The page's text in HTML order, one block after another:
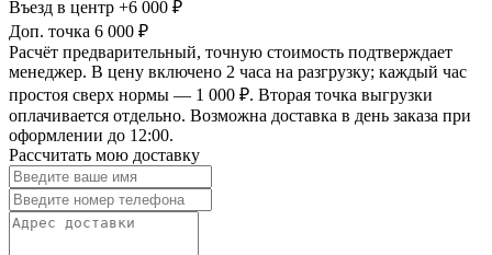
Въезд в центр +6 000 ₽
Доп. точка 6 000 ₽
Расчёт предварительный, точную стоимость подтверждает
менеджер. В цену включено 2 часа на разгрузку; каждый час
простоя сверх нормы — 1 000 ₽. Вторая точка выгрузки
оплачивается отдельно. Возможна доставка в день заказа при
оформлении до 12:00.
Рассчитать мою доставку